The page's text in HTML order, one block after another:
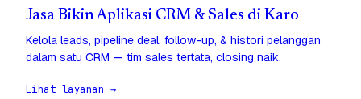
Jasa Bikin Aplikasi CRM & Sales di Karo
Kelola leads, pipeline deal, follow-up, & histori pelanggan
dalam satu CRM — tim sales tertata, closing naik.
Lihat layanan →